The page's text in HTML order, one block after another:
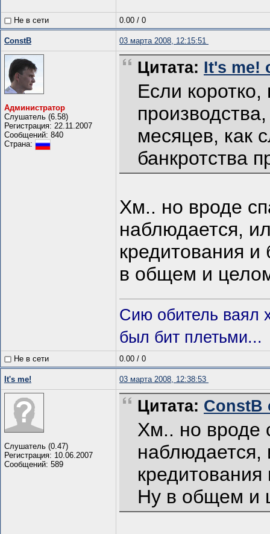
Не в сети 0.00 / 0
ConstB 03 марта 2008, 12:15:51
Администратор
Слушатель (6.58)
Регистрация: 22.11.2007
Сообщений: 840
Страна:
Цитата: It's me!
Если
месяцев, как
банкротства
Хм.. но вроде
наблюдается,
кредитования и
в общем и
Сию обитель ваял
был бит плетьми...
Не в сети 0.00 / 0
It's me! 03 марта 2008, 12:38:53
Слушатель (0.47)
Регистрация: 10.06.2007
Сообщений: 589
Цитата: ConstB
Хм.. но вроде
наблюдается,
кредитования
Ну в общем и